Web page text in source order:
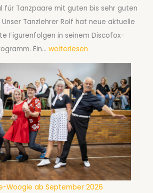
n
z
a
S
p
t
e
m
b
e
r
2
S
e
p
t
e
m
b
e
r
2
0
2
6
für Tanzpaare mit guten bis sehr guten
Tanzlehrer Rolf hat neue aktuelle
Figurenfolgen in seinem Discofox-
Ein… T
a
z
s
p
a
ß
m
i
t
weiterlesen
Woogie ab September 2026